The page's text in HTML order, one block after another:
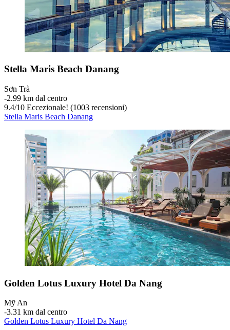
Stella Maris Beach Danang
Sơn Trà
‐2.99 km dal centro
9.4/10 Eccezionale! (1003 recensioni)
Stella Maris Beach Danang
Golden Lotus Luxury Hotel Da Nang
Mỹ An
‐3.31 km dal centro
Golden Lotus Luxury Hotel Da Nang